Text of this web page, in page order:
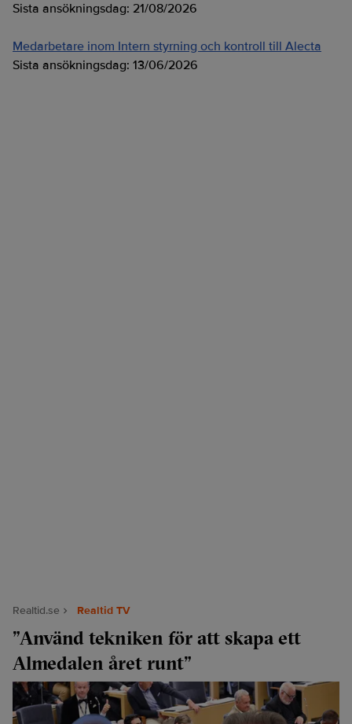
Sista ansökningsdag: 21/08/2026
Medarbetare inom Intern styrning och kontroll till Alecta
Sista ansökningsdag: 13/06/2026
Realtid.se Realtid TV
”Använd tekniken för att skapa ett
Almedalen året runt”